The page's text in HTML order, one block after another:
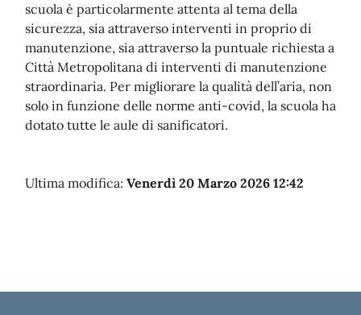
scuola è particolarmente attenta al tema della
sicurezza, sia attraverso interventi in proprio di
manutenzione, sia attraverso la puntuale richiesta a
Città Metropolitana di interventi di manutenzione
straordinaria. Per migliorare la qualità dell’aria, non
solo in funzione delle norme anti-covid, la scuola ha
dotato tutte le aule di sanificatori.
Ultima modifica: Venerdì 20 Marzo 2026 12:42